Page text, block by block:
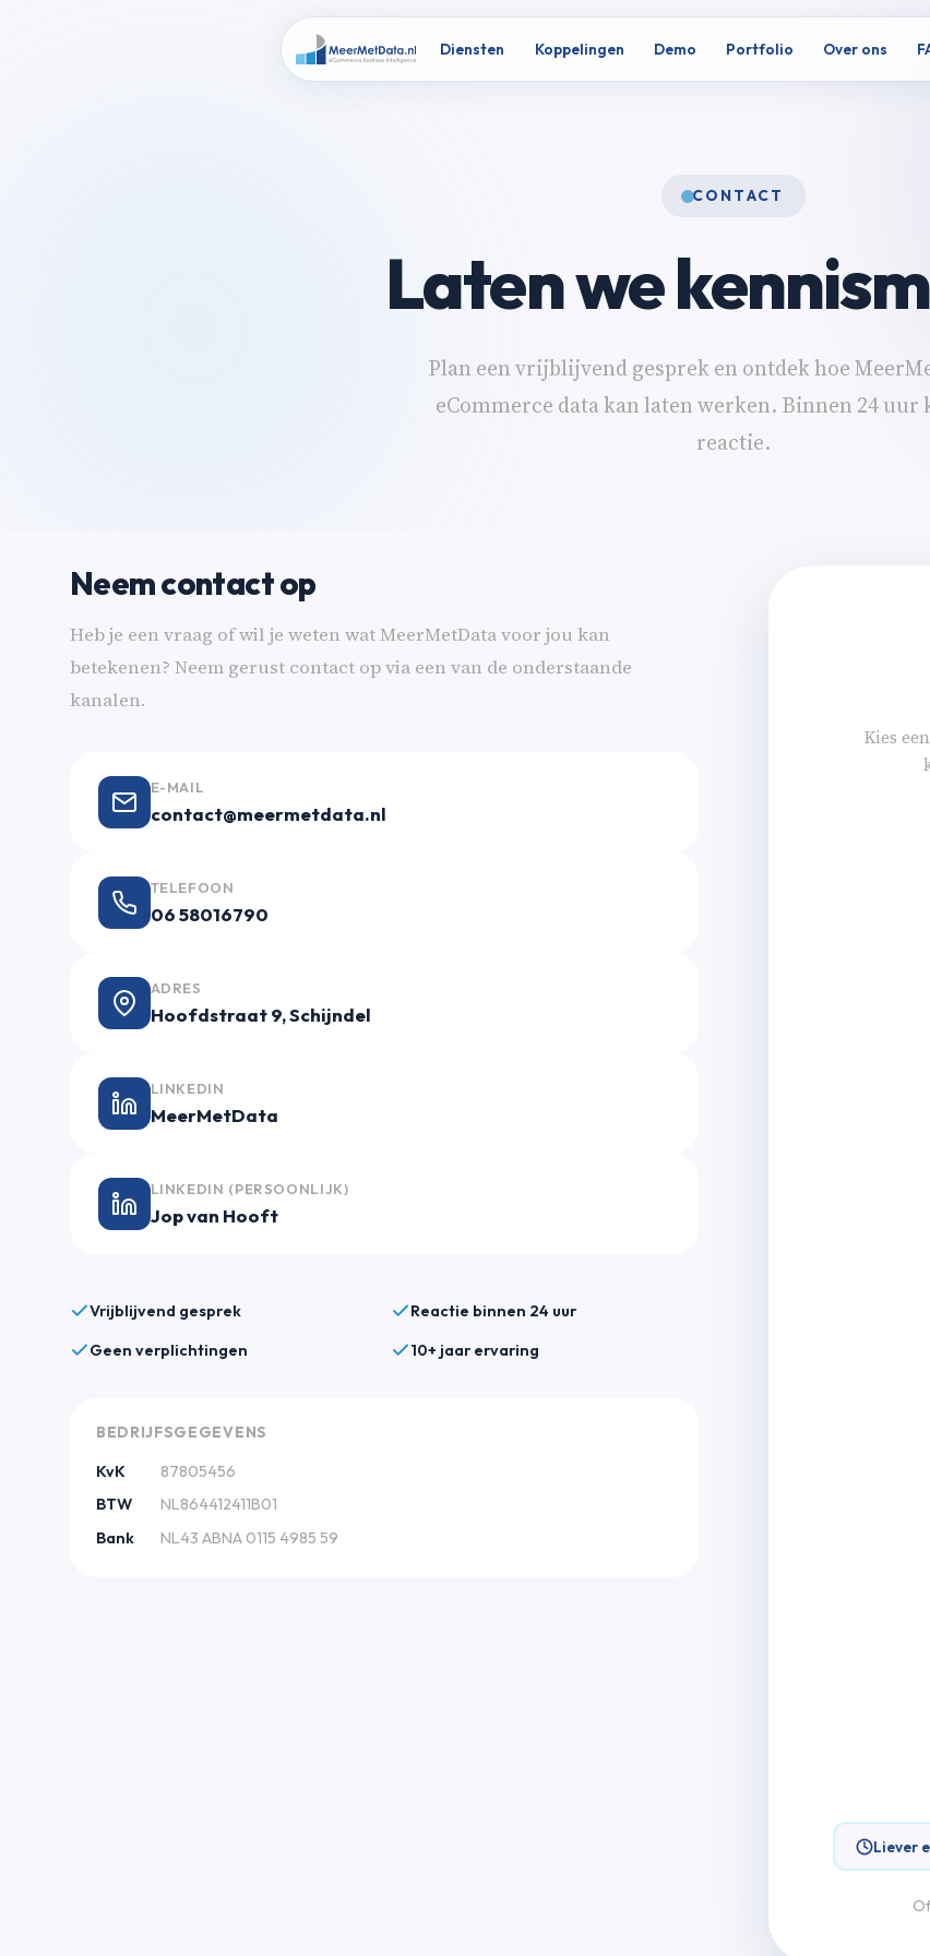
Diensten Koppelingen Demo Portfolio Over ons
CONTACT
Laten we
Plan een vrijblijvend gesprek en ontdek hoe
eCommerce data kan laten werken. Binnen 24 uur
reactie.
Neem contact op
Heb je een vraag of wil je weten wat MeerMetData voor jou kan
betekenen? Neem gerust contact op via een van de onderstaande
kanalen.
E-MAIL
contact@meermetdata.nl
TELEFOON
06 58016790
ADRES
Hoofdstraat 9, Schijndel
LINKEDIN
MeerMetData
LINKEDIN (PERSOONLIJK)
Jop van Hooft
Vrijblijvend gesprek
Reactie binnen 24 uur
Geen verplichtingen
10+ jaar ervaring
BEDRIJFSGEGEVENS
KvK
87805456
BTW
NL864412411B01
Bank
NL43 ABNA 0115 4985 59
Kies
Liever